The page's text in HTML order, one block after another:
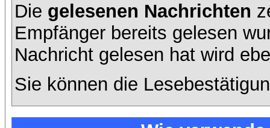
Die gelesenen Nachrichten
Empfänger bereits gelesen
Nachricht gelesen hat wird
Sie können die